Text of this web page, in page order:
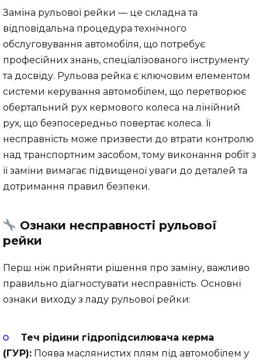
Заміна рульової рейки — це складна та
відповідальна процедура технічного
обслуговування автомобіля, що потребує
професійних знань, спеціалізованого інструменту
та досвіду. Рульова рейка є ключовим елементом
системи керування автомобілем, що перетворює
обертальний рух кермового колеса на лінійний
рух, що безпосередньо повертає колеса. Її
несправність може призвести до втрати контролю
над транспортним засобом, тому виконання робіт з
її заміни вимагає підвищеної уваги до деталей та
дотримання правил безпеки.
Ознаки несправності рульової
рейки
Перш ніж прийняти рішення про заміну, важливо
правильно діагностувати несправність. Основні
ознаки виходу з ладу рульової рейки:
Теч рідини гідропідсилювача керма
(ГУР): Поява маслянистих плям під автомобілем у